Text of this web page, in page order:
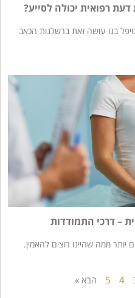
רפואית יכולה לסייע?
בנו עושה זאת ברשלנות הכאב
– דרכי התמודדות
יותר ממה שהיינו רוצים להאמין.
4
5 הבא »